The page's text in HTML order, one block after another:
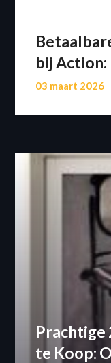
bij
03 maart 2026
Prachtige
te Koop: